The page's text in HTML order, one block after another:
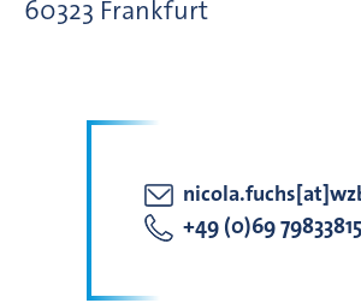
60323 Frankfurt
+49 (0)69 79833815